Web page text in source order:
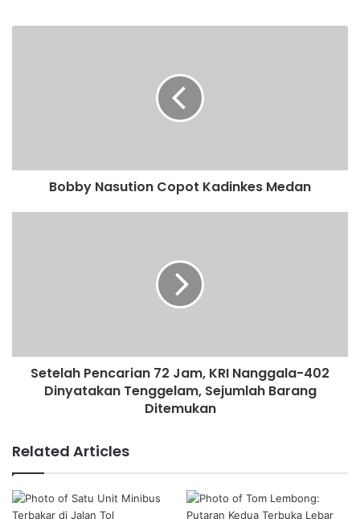
b
t
Bobby Nasution Copot Kadinkes Medan
Setelah Pencarian 72 Jam, KRI Nanggala-402
Dinyatakan Tenggelam, Sejumlah Barang
Ditemukan
Related Articles